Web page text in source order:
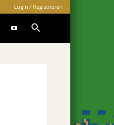
Login / Registrieren